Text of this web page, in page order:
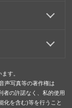
す。
声写真等の著作権は
者の許諾なく、私的使用
化を含む)等を行うこと